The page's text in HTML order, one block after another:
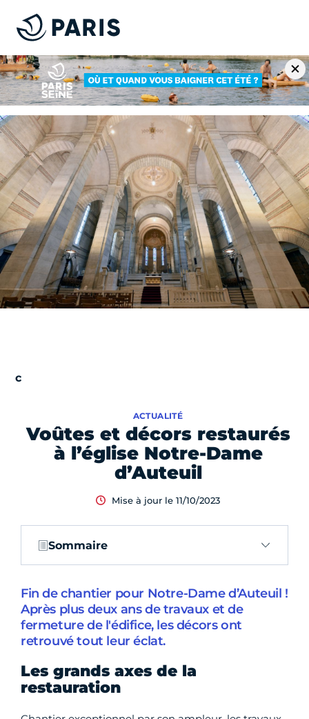
Voûtes et décors restaurés
à l’église Notre-Dame
d’Auteuil
ACTUALITÉ
Mise à jour le 11/10/2023
Sommaire
Fin de chantier pour Notre-Dame d’Auteuil !
Après plus deux ans de travaux et de
fermeture de l'édifice, les décors ont
retrouvé tout leur éclat.
Les grands axes de la
restauration